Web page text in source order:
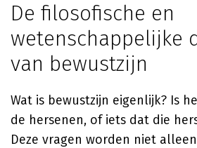
De filosofische en
wetenschappelijke
van bewustzijn
Wat is bewustzijn eigenlijk? Is
de hersenen, of iets dat die
Deze vragen worden niet